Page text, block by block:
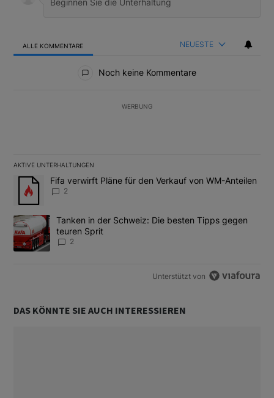
ALLE KOMMENTARE NEUESTE
Noch keine Kommentare
WERBUNG
AKTIVE UNTERHALTUNGEN
Das Folgende ist eine Liste der am meisten kommentierten
Ein Trendartikel mit dem Titel "Fifa verwirft Pläne für den
Fifa verwirft Pläne für den Verkauf von WM-Anteilen
2
Ein Trendartikel mit dem Titel "Tanken in der Schweiz: Die
Tanken in der Schweiz: Die besten Tipps gegen
teuren Sprit
2
Unterstützt von
DAS KÖNNTE SIE AUCH INTERESSIEREN